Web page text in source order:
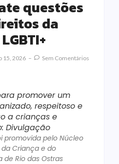
questões
da
15, 2026 Sem Comentários
promover um
respeitoso e
a crianças e
Divulgação
promovida pelo Núcleo
Criança e do
de Rio das Ostras